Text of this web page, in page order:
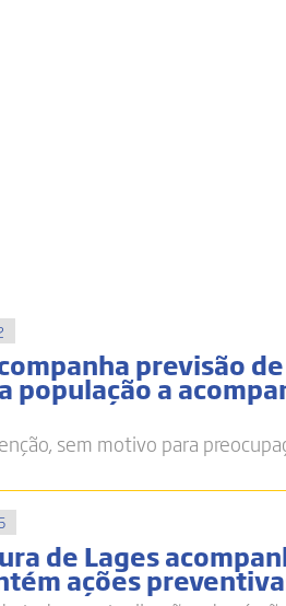
previsão
a
sem motivo para
de Lages
ações